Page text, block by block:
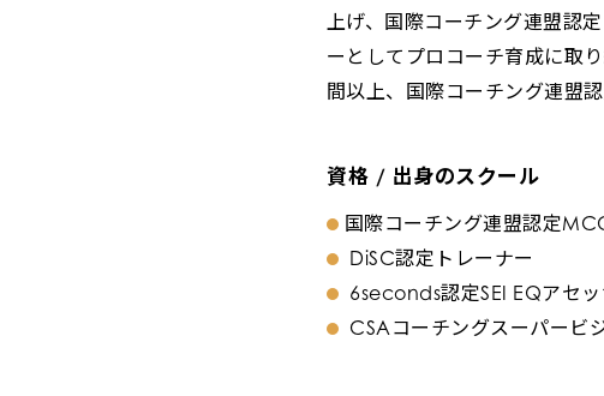
上げ、国際コーチング連盟認
ーとしてプロコーチ育成に取
間以上、国際コーチング連盟
資格 / 出身のスクール
国際コーチング連盟認定
DiSC認定トレーナー
6seconds認定SEI EQアセッ
CSAコーチングスーパービ